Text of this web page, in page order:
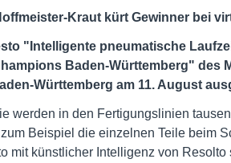
Kraut kürt Gewinner bei
"Intelligente pneumatische
Baden-Württemberg" des
Württemberg am 11. August
werden in den Fertigungslinien
Beispiel die einzelnen Teile beim
mit künstlicher Intelligenz von